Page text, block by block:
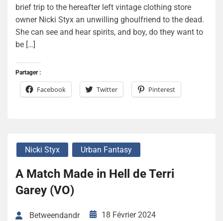
brief trip to the hereafter left vintage clothing store
owner Nicki Styx an unwilling ghoulfriend to the dead.
She can see and hear spirits, and boy, do they want to
be […]
Partager :
Facebook Twitter Pinterest
Nicki Styx Urban Fantasy
A Match Made in Hell de Terri
Garey (VO)
Betweendandr 18 Février 2024